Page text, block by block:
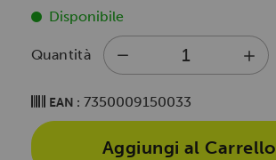
Disponibile
Quantità
EAN : 7350009150033
Aggiungi al Carrello